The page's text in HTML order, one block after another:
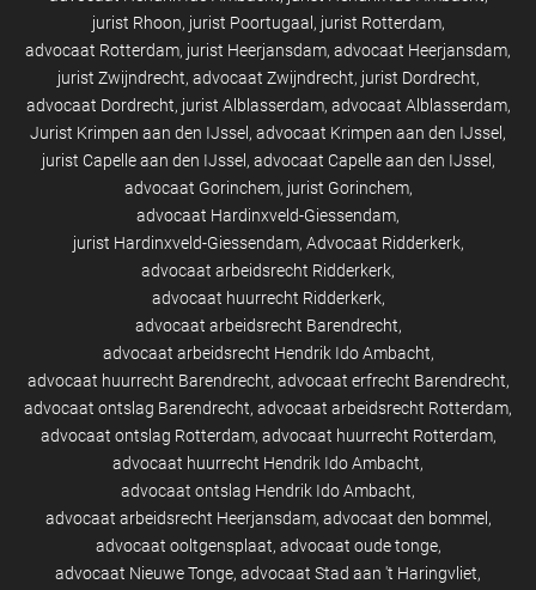
jurist Rhoon jurist Poortugaal
jurist Rotterdam
advocaat Rotterdam jurist Heerjansdam advocaat Heerjansdam
jurist Zwijndrecht advocaat Zwijndrecht jurist Dordrecht
advocaat Dordrecht jurist Alblasserdam advocaat Alblasserdam
Jurist Krimpen aan den IJssel advocaat Krimpen aan den IJssel
jurist Capelle aan den IJssel advocaat Capelle aan den IJssel
advocaat Gorinchem jurist Gorinchem
advocaat Hardinxveld-Giessendam
jurist Hardinxveld-Giessendam Advocaat Ridderkerk
advocaat arbeidsrecht Ridderkerk
advocaat huurrecht Ridderkerk
advocaat arbeidsrecht Barendrecht
advocaat arbeidsrecht Hendrik Ido Ambacht
advocaat huurrecht Barendrecht advocaat erfrecht Barendrecht
advocaat ontslag Barendrecht advocaat arbeidsrecht Rotterdam
advocaat ontslag Rotterdam advocaat huurrecht Rotterdam
advocaat huurrecht Hendrik Ido Ambacht
advocaat ontslag Hendrik Ido Ambacht
advocaat arbeidsrecht Heerjansdam advocaat den bommel
advocaat ooltgensplaat advocaat oude tonge
advocaat Nieuwe Tonge advocaat Stad aan 't Haringvliet